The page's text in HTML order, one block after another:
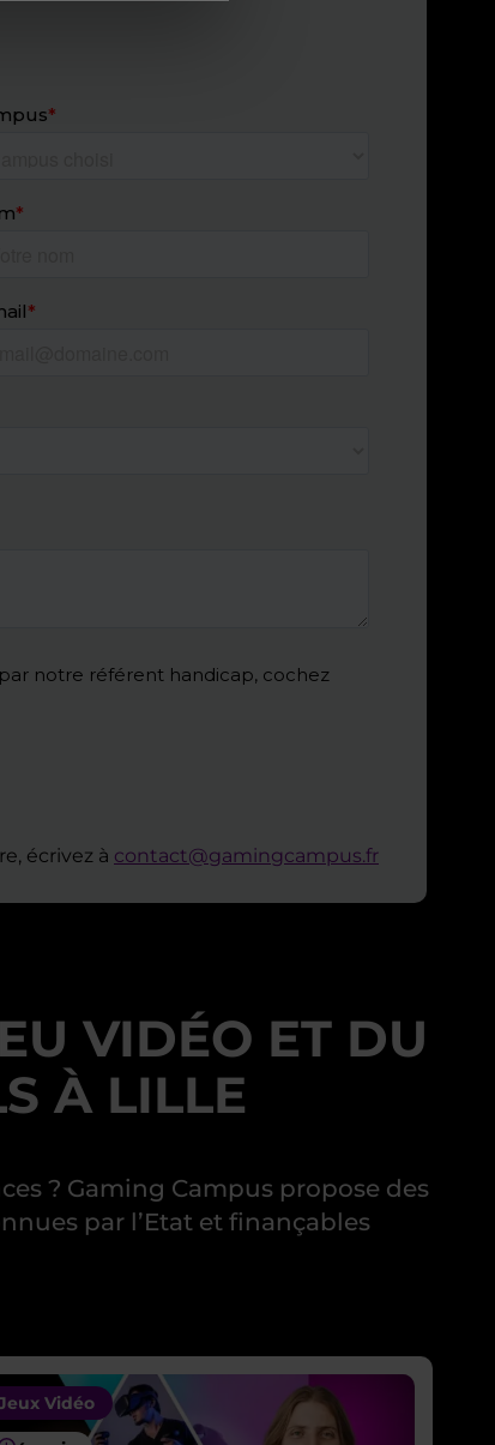
écrivez à contact@gamingcampus.fr
VIDÉO ET DU
À LILLE
? Gaming Campus propose des
par l’Etat et finançables
Vidéo